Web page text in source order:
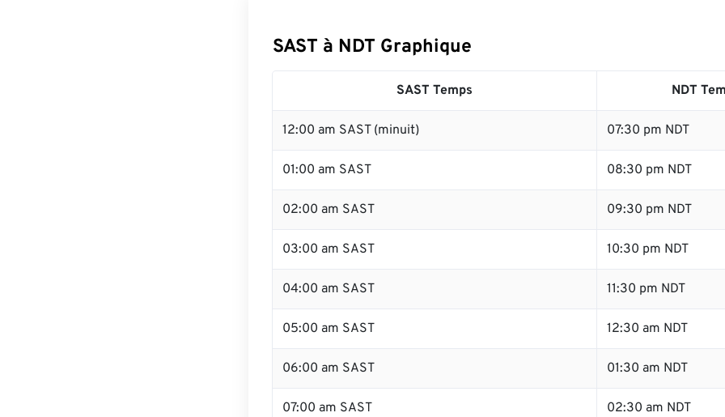
SAST à NDT Graphique
SAST Temps NDT
12:00 am SAST (minuit) 07:30 pm NDT
01:00 am SAST 08:30 pm NDT
02:00 am SAST 09:30 pm NDT
03:00 am SAST 10:30 pm NDT
04:00 am SAST 11:30 pm NDT
05:00 am SAST 12:30 am NDT
06:00 am SAST 01:30 am NDT
07:00 am SAST 02:30 am NDT